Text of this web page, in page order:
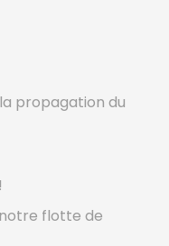
propagation du
flotte de